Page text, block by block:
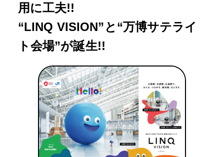
用に工夫!!
“LINQ VISION”と“万博サテライ
ト会場”が誕生!!